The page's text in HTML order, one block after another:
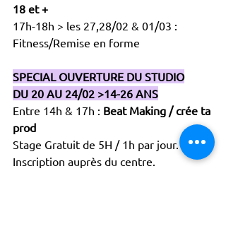
18 et +
17h-18h > les 27,28/02 & 01/03 :
Fitness/Remise en forme
SPECIAL OUVERTURE DU STUDIO
DU 20 AU 24/02 >14-26 ANS
Entre 14h & 17h : Beat Making / crée ta
prod
Stage Gratuit de 5H / 1h par jour.
Inscription auprès du centre.